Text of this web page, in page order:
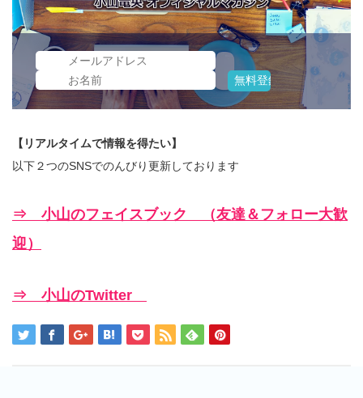
【リアルタイムで情報を得たい】
以下２つのSNSでのんびり更新しております
⇒ 小山のフェイスブック （友達＆フォロー大歓
迎）
⇒ 小山のTwitter